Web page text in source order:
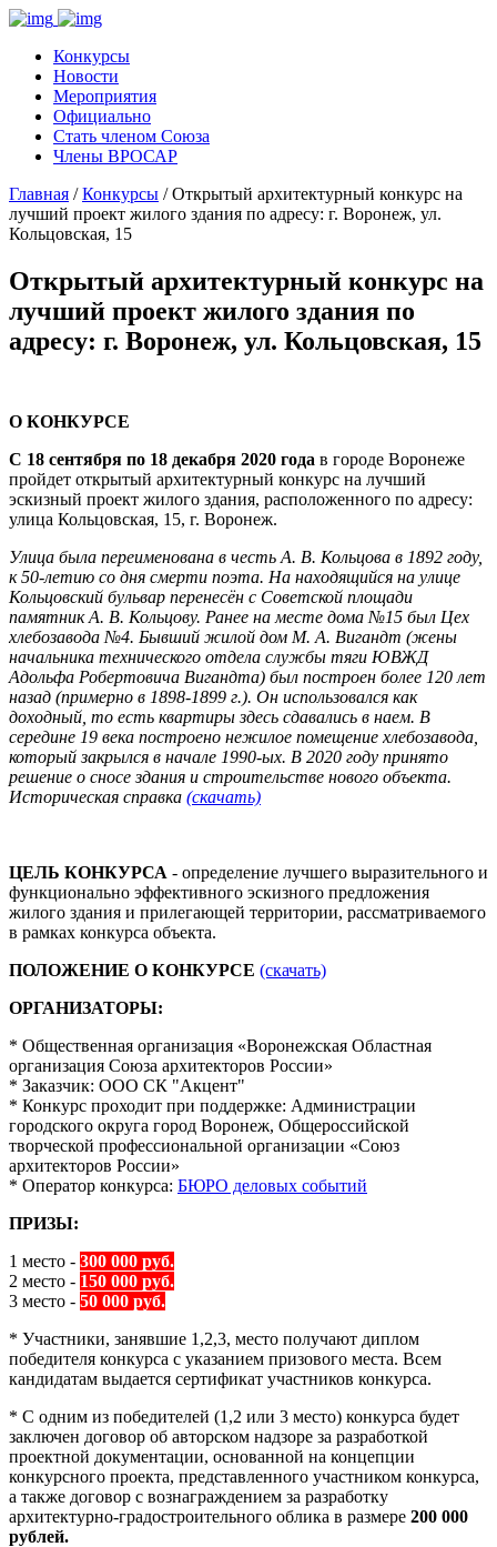
Конкурсы
Новости
Мероприятия
Официально
Стать членом Союза
Члены ВРОСАР
Главная /Конкурсы / Открытый архитектурный конкурс на
лучший проект жилого здания по адресу: г. Воронеж, ул.
Кольцовская, 15
Открытый архитектурный конкурс на
лучший проект жилого здания по
адресу: г. Воронеж, ул. Кольцовская, 15
О КОНКУРСЕ
С 18 сентября по 18 декабря 2020 года в городе Воронеже
пройдет открытый архитектурный конкурс на лучший
эскизный проект жилого здания, расположенного по адресу:
улица Кольцовская, 15, г. Воронеж.
Улица была переименована в честь А. В. Кольцова в 1892 году,
к 50-летию со дня смерти поэта. На находящийся на улице
Кольцовский бульвар перенесён с Советской площади
памятник А. В. Кольцову. Ранее на месте дома №15 был Цех
хлебозавода №4. Бывший жилой дом М. А. Вигандт (жены
начальника технического отдела службы тяги ЮВЖД
Адольфа Робертовича Вигандта) был построен более 120 лет
назад (примерно в 1898-1899 г.). Он использовался как
доходный, то есть квартиры здесь сдавались в наем. В
середине 19 века построено нежилое помещение хлебозавода,
который закрылся в начале 1990-ых. В 2020 году принято
решение о сносе здания и строительстве нового объекта.
Историческая справка (скачать)
ЦЕЛЬ КОНКУРСА - определение лучшего выразительного и
функционально эффективного эскизного предложения
жилого здания и прилегающей территории, рассматриваемого
в рамках конкурса объекта.
ПОЛОЖЕНИЕ О КОНКУРСЕ (скачать)
ОРГАНИЗАТОРЫ:
* Общественная организация «Воронежская Областная
организация Союза архитекторов России»
* Заказчик: ООО СК "Акцент"
* Конкурс проходит при поддержке: Администрации
городского округа город Воронеж, Общероссийской
творческой профессиональной организации «Союз
архитекторов России»
* Оператор конкурса: БЮРО деловых событий
ПРИЗЫ:
1 место - 300 000 руб.
2 место - 150 000 руб.
3 место - 50 000 руб.
* Участники, занявшие 1,2,3, место получают диплом
победителя конкурса с указанием призового места. Всем
кандидатам выдается сертификат участников конкурса.
* С одним из победителей (1,2 или 3 место) конкурса будет
заключен договор об авторском надзоре за разработкой
проектной документации, основанной на концепции
конкурсного проекта, представленного участником конкурса,
а также договор с вознаграждением за разработку
архитектурно-градостроительного облика в размере 200 000
рублей.